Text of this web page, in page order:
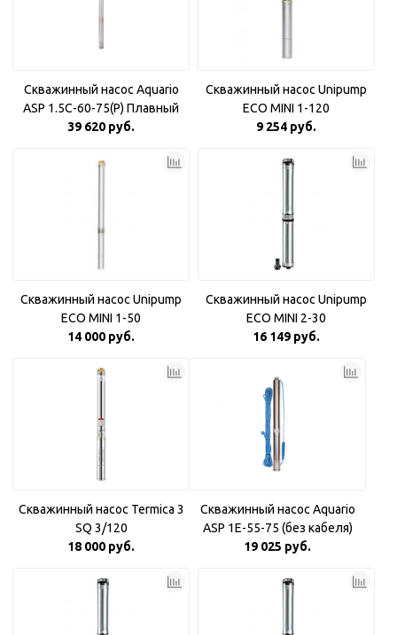
Скважинный насос Aquario
ASP 1.5С-60-75(P) Плавный
пуск
39 620 руб.
Скважинный насос Unipump
ECO MINI 1-120
9 254 руб.
Скважинный насос Unipump
ECO MINI 1-50
14 000 руб.
Скважинный насос Unipump
ECO MINI 2-30
16 149 руб.
Скважинный насос Termica 3
SQ 3/120
18 000 руб.
Скважинный насос Aquario
ASP 1E-55-75 (без кабеля)
19 025 руб.